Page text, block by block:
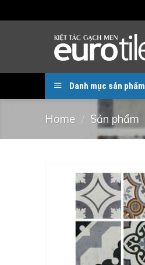
Danh mục sản phẩm
Home / Sản phẩm